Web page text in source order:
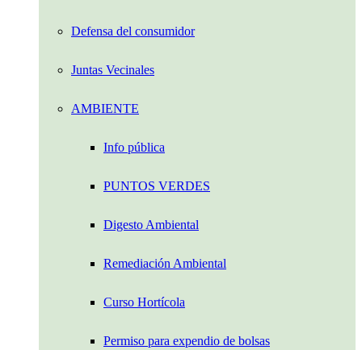
Defensa del consumidor
Juntas Vecinales
AMBIENTE
Info pública
PUNTOS VERDES
Digesto Ambiental
Remediación Ambiental
Curso Hortícola
Permiso para expendio de bolsas